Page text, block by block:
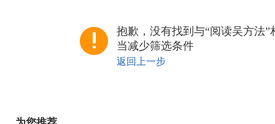
抱歉，没有找到与“阅读吴方法
当减少筛选条件
返回上一步